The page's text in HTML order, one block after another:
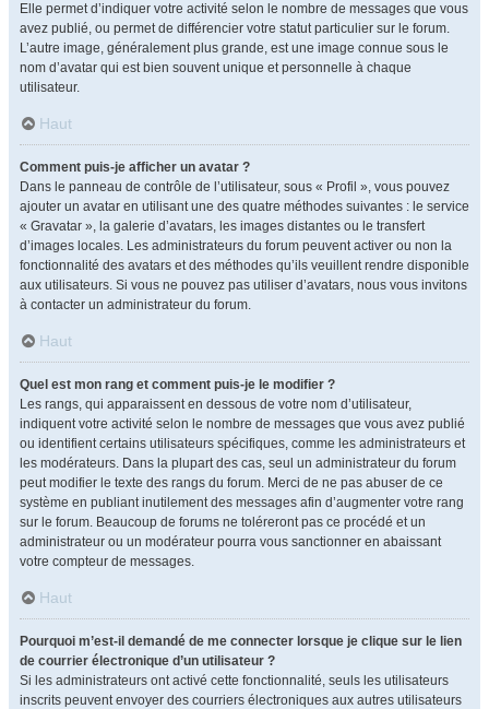
Elle permet d’indiquer votre activité selon le nombre de messages que vous
avez publié, ou permet de différencier votre statut particulier sur le forum.
L’autre image, généralement plus grande, est une image connue sous le
nom d’avatar qui est bien souvent unique et personnelle à chaque
utilisateur.
Haut
Comment puis-je afficher un avatar ?
Dans le panneau de contrôle de l’utilisateur, sous « Profil », vous pouvez
ajouter un avatar en utilisant une des quatre méthodes suivantes : le service
« Gravatar », la galerie d’avatars, les images distantes ou le transfert
d’images locales. Les administrateurs du forum peuvent activer ou non la
fonctionnalité des avatars et des méthodes qu’ils veuillent rendre disponible
aux utilisateurs. Si vous ne pouvez pas utiliser d’avatars, nous vous invitons
à contacter un administrateur du forum.
Haut
Quel est mon rang et comment puis-je le modifier ?
Les rangs, qui apparaissent en dessous de votre nom d’utilisateur,
indiquent votre activité selon le nombre de messages que vous avez publié
ou identifient certains utilisateurs spécifiques, comme les administrateurs et
les modérateurs. Dans la plupart des cas, seul un administrateur du forum
peut modifier le texte des rangs du forum. Merci de ne pas abuser de ce
système en publiant inutilement des messages afin d’augmenter votre rang
sur le forum. Beaucoup de forums ne toléreront pas ce procédé et un
administrateur ou un modérateur pourra vous sanctionner en abaissant
votre compteur de messages.
Haut
Pourquoi m’est-il demandé de me connecter lorsque je clique sur le lien
de courrier électronique d’un utilisateur ?
Si les administrateurs ont activé cette fonctionnalité, seuls les utilisateurs
inscrits peuvent envoyer des courriers électroniques aux autres utilisateurs